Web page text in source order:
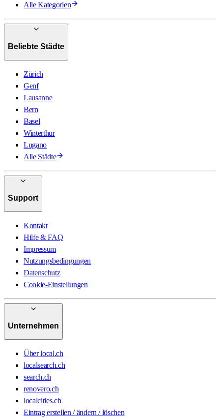
Alle Kategorien
Beliebte Städte
Zürich
Genf
Lausanne
Bern
Basel
Winterthur
Lugano
Alle Städte
Support
Kontakt
Hilfe & FAQ
Impressum
Nutzungsbedingungen
Datenschutz
Cookie-Einstellungen
Unternehmen
Über local.ch
localsearch.ch
search.ch
renovero.ch
localcities.ch
Eintrag erstellen / ändern / löschen